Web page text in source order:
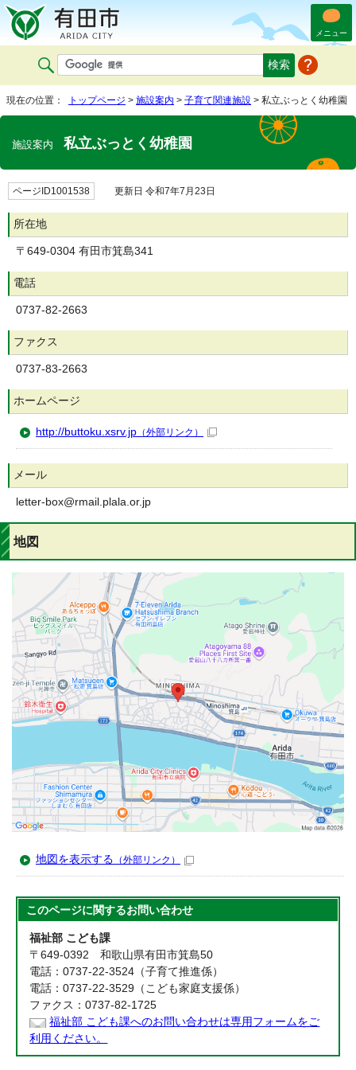
メニュー
現在の位置： トップページ > 施設案内 > 子育て関連施設 > 私立ぶっとく幼稚園
施設案内 私立ぶっとく幼稚園
ページID1001538 更新日 令和7年7月23日
所在地
〒649-0304 有田市箕島341
電話
0737-82-2663
ファクス
0737-83-2663
ホームページ
http://buttoku.xsrv.jp （外部リンク）
メール
letter-box@rmail.plala.or.jp
地図
地図を表示する （外部リンク）
このページに関するお問い合わせ
福祉部 こども課
〒649-0392 和歌山県有田市箕島50
電話：0737-22-3524（子育て推進係）
電話：0737-22-3529（こども家庭支援係）
ファクス：0737-82-1725
福祉部 こども課へのお問い合わせは専用フォームをご
利用ください。